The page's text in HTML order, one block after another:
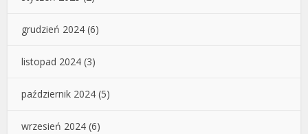
grudzień 2024 (6)
listopad 2024 (3)
październik 2024 (5)
wrzesień 2024 (6)